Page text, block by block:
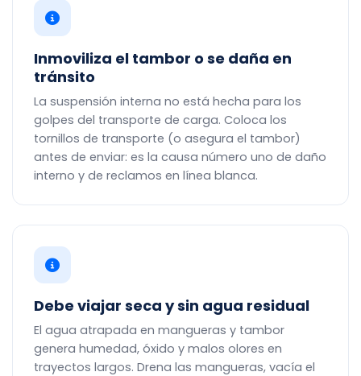
Inmoviliza el tambor o se daña en
tránsito
La suspensión interna no está hecha para los
golpes del transporte de carga. Coloca los
tornillos de transporte (o asegura el tambor)
antes de enviar: es la causa número uno de daño
interno y de reclamos en línea blanca.
Debe viajar seca y sin agua residual
El agua atrapada en mangueras y tambor
genera humedad, óxido y malos olores en
trayectos largos. Drena las mangueras, vacía el